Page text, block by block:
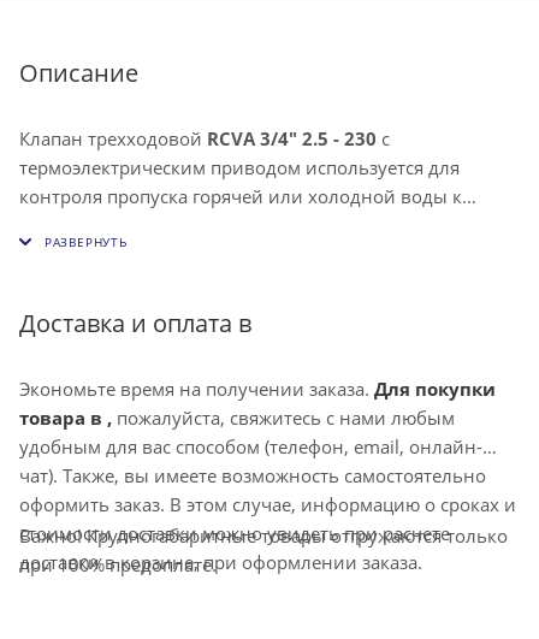
Описание
Клапан трехходовой RCVA 3/4" 2.5 - 230 с
термоэлектрическим приводом используется для
контроля пропуска горячей или холодной воды к
температуры.
уменьшить нагрузку на чиллер при
выключенном фанкойле.
Доставка и оплата в
Экономьте время на получении заказа. Для покупки
товара в , пожалуйста, свяжитесь с нами любым
удобным для вас способом (телефон, email, онлайн-
чат). Также, вы имеете возможность самостоятельно
оформить заказ. В этом случае, информацию о сроках и
стоимости доставки можно увидеть при расчете
доставки в корзине, при оформлении заказа.
Важно! Крупногабаритные товары отгружаются только
при 100% предоплате.